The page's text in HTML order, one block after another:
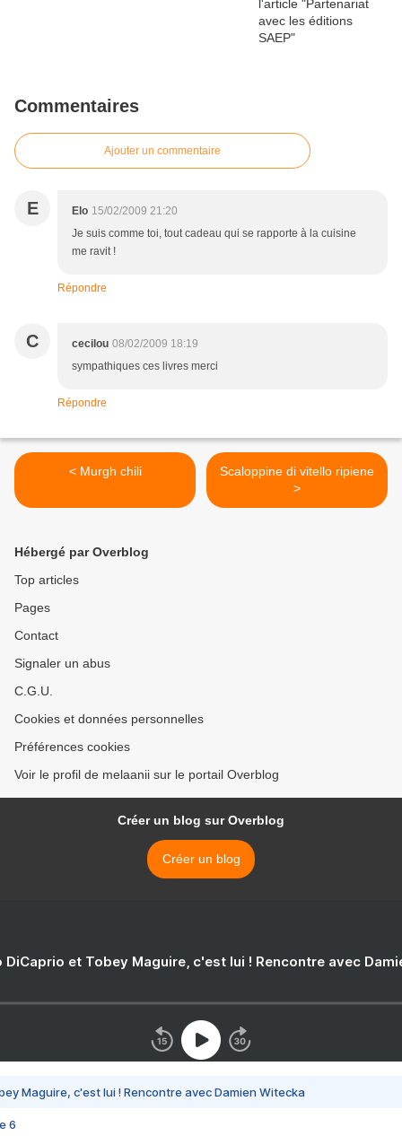
Commentaires
Ajouter un commentaire
E Elo 15/02/2009 21:20
Je suis comme toi, tout cadeau qui se rapporte à la cuisine
me ravit !
Répondre
C cecilou 08/02/2009 18:19
sympathiques ces livres merci
Répondre
< Murgh chili
Scaloppine di vitello ripiene
>
Hébergé par Overblog
Top articles
Pages
Contact
Signaler un abus
C.G.U.
Cookies et données personnelles
Préférences cookies
Voir le profil de melaanii sur le portail Overblog
Créer un blog sur Overblog
Créer un blog
DiCaprio et Tobey Maguire, c'est lui ! Rencontre avec
Maguire, c'est lui ! Rencontre avec Damien Witecka
6